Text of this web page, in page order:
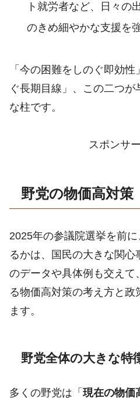
ト就労者など、日々の
のきめ細やかな支援を
「今の困難をしのぐ即効
ぐ長期目線」、この二つが
な柱です。
スポンサ
野党の物価高対策
2025年の参議院選挙を前
るかは、国民の大きな関
のデータや具体例も交えて
る物価高対策の考え方と政
ます。
野党全体の大きな特
多くの野党は「 現在の物価